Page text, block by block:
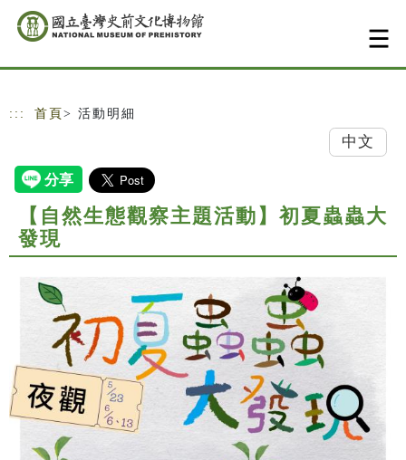
跳到主要內容
網站導覽
::: 首頁 > 活動明細
中文
【自然生態觀察主題活動】初夏蟲蟲大
發現